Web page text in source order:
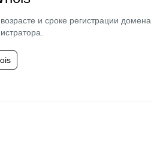
и сроке регистрации домена,